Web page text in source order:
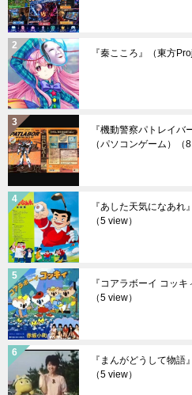
『秦こころ』（東方
『機動警察パトレイバ
（パソコンゲーム）
（
『あした天気になあれ
（5 view）
『コアラボーイ コッ
（5 view）
『まんがどうして物語
（5 view）